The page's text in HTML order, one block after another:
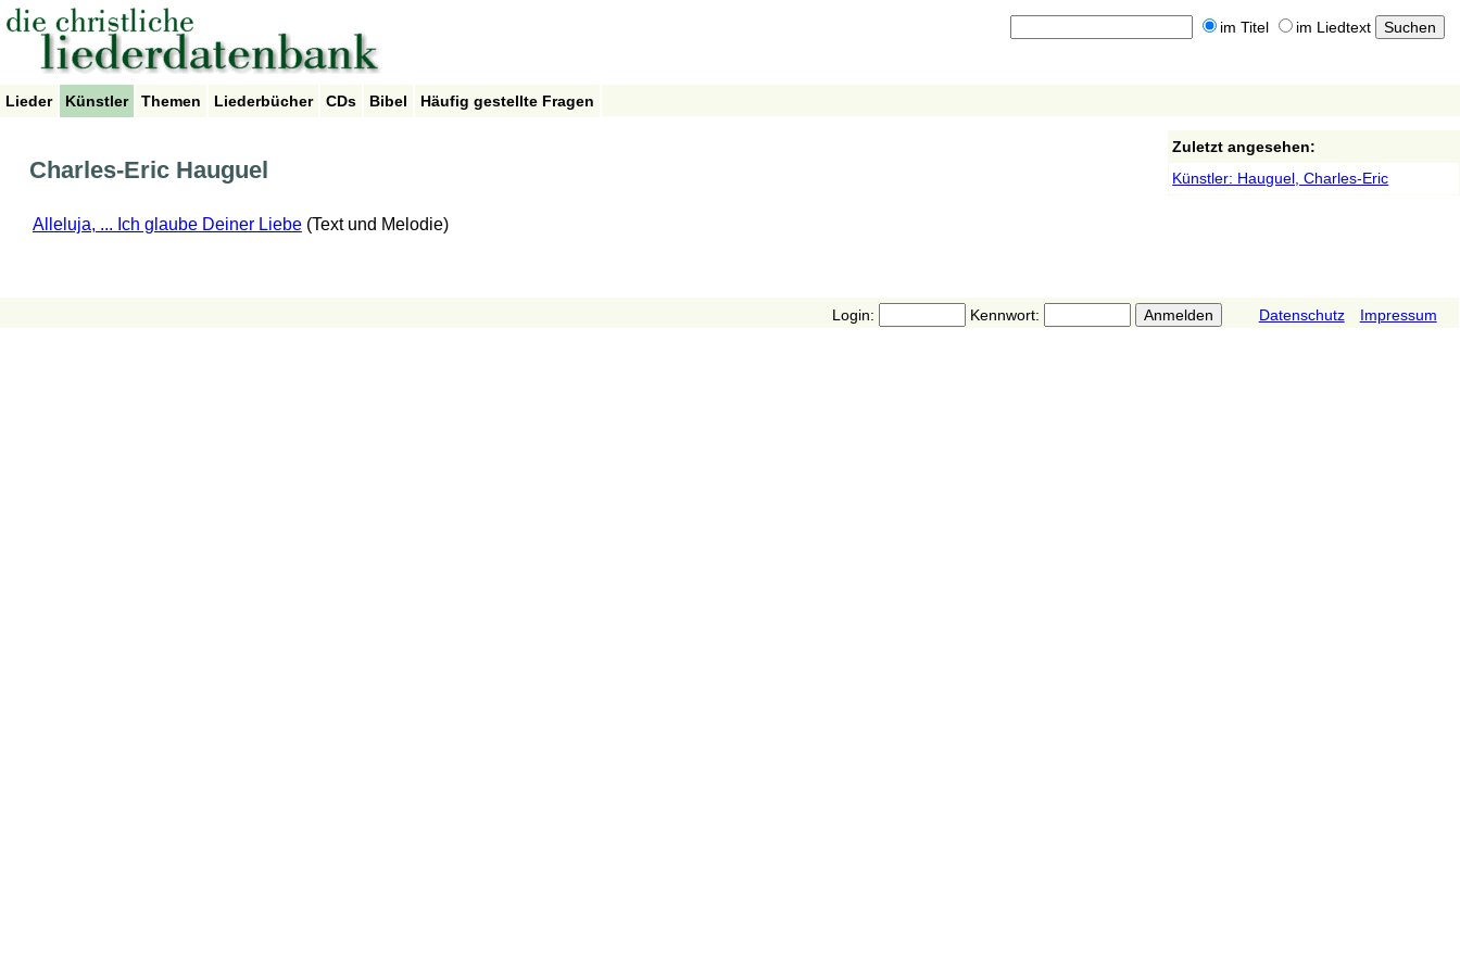
im Titel im Liedtext
Lieder Künstler Themen Liederbücher CDs Bibel Häufig gestellte Fragen
Charles-Eric Hauguel
Alleluja, ... Ich glaube Deiner Liebe (Text und Melodie)
Zuletzt angesehen:
Künstler: Hauguel, Charles-Eric
Login: Kennwort: Datenschutz Impressum